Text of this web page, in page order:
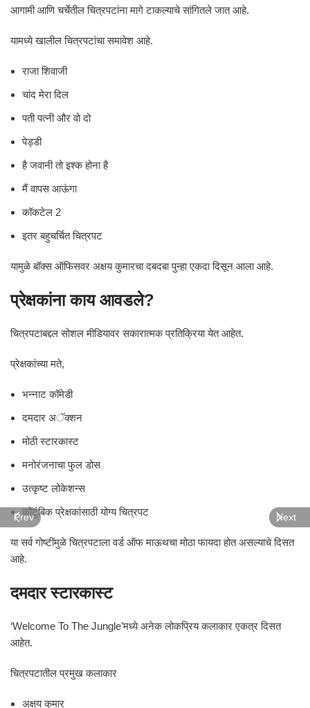
आगामी आणि चर्चेतील चित्रपटांना मागे टाकल्याचे सांगितले जात आहे.
यामध्ये खालील चित्रपटांचा समावेश आहे.
राजा शिवाजी
चांद मेरा दिल
पती पत्नी और वो दो
पेड्डी
है जवानी तो इश्क होना है
मैं वापस आऊंगा
कॉकटेल 2
इतर बहुचर्चित चित्रपट
यामुळे बॉक्स ऑफिसवर अक्षय कुमारचा दबदबा पुन्हा एकदा दिसून आला आहे.
प्रेक्षकांना काय आवडले?
चित्रपटाबद्दल सोशल मीडियावर सकारात्मक प्रतिक्रिया येत आहेत.
प्रेक्षकांच्या मते,
भन्नाट कॉमेडी
दमदार अॅक्शन
मोठी स्टारकास्ट
मनोरंजनाचा फुल डोस
उत्कृष्ट लोकेशन्स
कौटुंबिक प्रेक्षकांसाठी योग्य चित्रपट
या सर्व गोष्टींमुळे चित्रपटाला वर्ड ऑफ माऊथचा मोठा फायदा होत असल्याचे दिसत
आहे.
दमदार स्टारकास्ट
‘Welcome To The Jungle’मध्ये अनेक लोकप्रिय कलाकार एकत्र दिसत
आहेत.
चित्रपटातील प्रमुख कलाकार
अक्षय कुमार
Prev Next